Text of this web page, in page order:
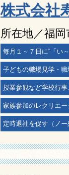
株式会社
所在地／福
毎月１～７日に“「い
子どもの職場見学・職
授業参観など学校行
家族参加のレクリエ
定時退社を促す（ノ